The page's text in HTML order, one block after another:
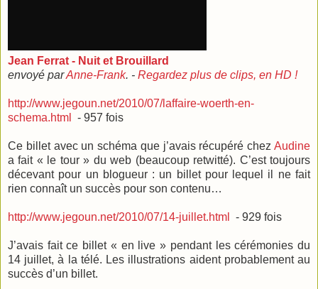
Jean Ferrat - Nuit et Brouillard
envoyé parAnne-Frank. - Regardez plus de clips, en HD !
http://www.jegoun.net/2010/07/laffaire-woerth-en-
schema.html
- 957 fois
Ce billet avec un schéma que j’avais récupéré chez Audine
a fait « le tour » du web (beaucoup retwitté). C’est toujours
décevant pour un blogueur : un billet pour lequel il ne fait
rien connaît un succès pour son contenu…
http://www.jegoun.net/2010/07/14-juillet.html - 929 fois
J’avais fait ce billet « en live » pendant les cérémonies du
14 juillet, à la télé. Les illustrations aident probablement au
succès d’un billet.